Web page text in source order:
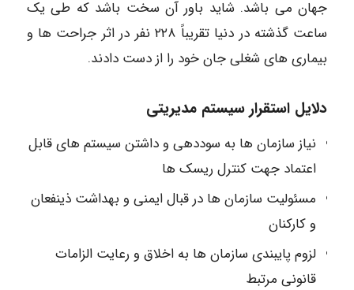
جهان می باشد. شاید باور آن سخت باشد که طی یک
ساعت گذشته در دنیا تقریباً ۲۲۸ نفر در اثر جراحت ها و
بیماری های شغلی جان خود را از دست دادند.
دلایل استقرار سیستم مدیریتی
نیاز سازمان ها به سوددهی و داشتن سیستم های قابل
اعتماد جهت کنترل ریسک ها
مسئولیت سازمان ها در قبال ایمنی و بهداشت ذینفعان
و کارکنان
لزوم پایبندی سازمان ها به اخلاق و رعایت الزامات
قانونی مرتبط